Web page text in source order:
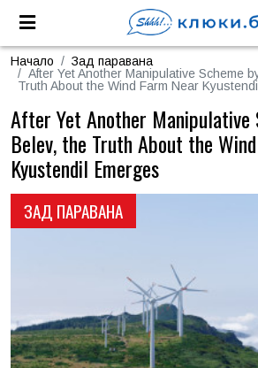
Начало
Зад паравана
After Yet Another Manipulative Scheme
Truth About the Wind Farm Near
ЗАД ПАРАВАНА
After Yet Another Manipulative
Belev, the Truth About the
Kyustendil Emerges